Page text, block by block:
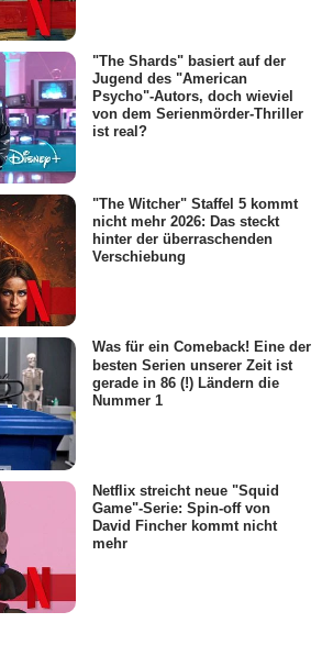
"The Shards" basiert auf der
Jugend des "American
Psycho"-Autors, doch wieviel
von dem Serienmörder-Thriller
ist real?
"The Witcher" Staffel 5 kommt
nicht mehr 2026: Das steckt
hinter der überraschenden
Verschiebung
Was für ein Comeback! Eine der
besten Serien unserer Zeit ist
gerade in 86 (!) Ländern die
Nummer 1
Netflix streicht neue "Squid
Game"-Serie: Spin-off von
David Fincher kommt nicht
mehr